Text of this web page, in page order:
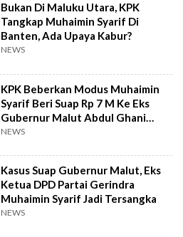
Bukan Di Maluku Utara, KPK
Tangkap Muhaimin Syarif Di
Banten, Ada Upaya Kabur?
NEWS
KPK Beberkan Modus Muhaimin
Syarif Beri Suap Rp 7 M Ke Eks
Gubernur Malut Abdul Ghani
Kasuba
NEWS
Kasus Suap Gubernur Malut, Eks
Ketua DPD Partai Gerindra
Muhaimin Syarif Jadi Tersangka
NEWS